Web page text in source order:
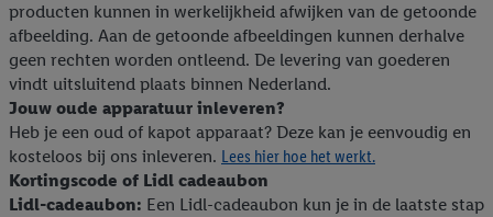
producten kunnen in werkelijkheid afwijken van de getoonde
afbeelding. Aan de getoonde afbeeldingen kunnen derhalve
geen rechten worden ontleend. De levering van goederen
vindt uitsluitend plaats binnen Nederland.
Jouw oude apparatuur inleveren?
Heb je een oud of kapot apparaat? Deze kan je eenvoudig en
kosteloos bij ons inleveren. Lees hier hoe het werkt.
Kortingscode of Lidl cadeaubon
Lidl-cadeaubon: Een Lidl-cadeaubon kun je in de laatste stap